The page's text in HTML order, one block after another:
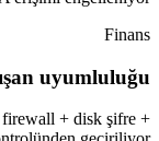
Finans
uyumluluğu
+ disk şifre +